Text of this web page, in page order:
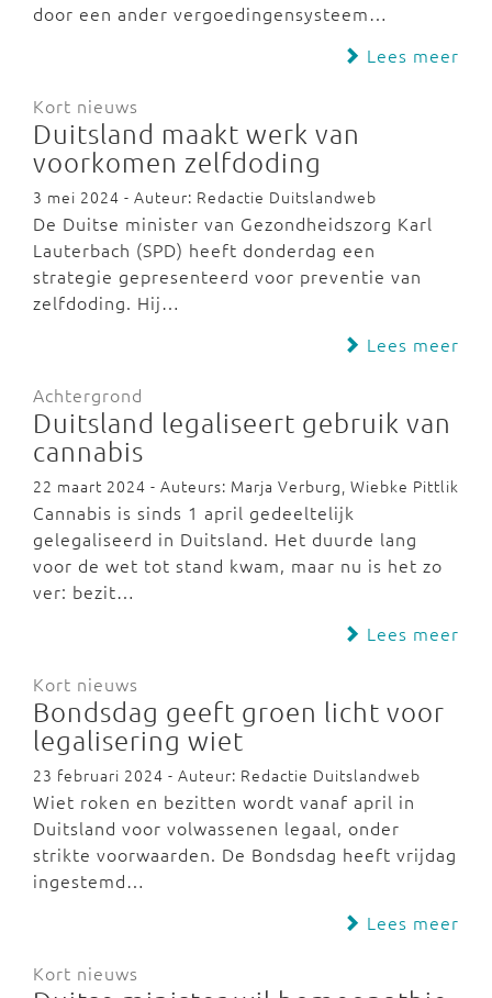
door een ander vergoedingensysteem…
Lees meer
Kort nieuws
Duitsland maakt werk van
voorkomen zelfdoding
3 mei 2024 - Auteur: Redactie Duitslandweb
De Duitse minister van Gezondheidszorg Karl
Lauterbach (SPD) heeft donderdag een
strategie gepresenteerd voor preventie van
zelfdoding. Hij…
Lees meer
Achtergrond
Duitsland legaliseert gebruik van
cannabis
22 maart 2024 - Auteurs: Marja Verburg, Wiebke Pittlik
Cannabis is sinds 1 april gedeeltelijk
gelegaliseerd in Duitsland. Het duurde lang
voor de wet tot stand kwam, maar nu is het zo
ver: bezit…
Lees meer
Kort nieuws
Bondsdag geeft groen licht voor
legalisering wiet
23 februari 2024 - Auteur: Redactie Duitslandweb
Wiet roken en bezitten wordt vanaf april in
Duitsland voor volwassenen legaal, onder
strikte voorwaarden. De Bondsdag heeft vrijdag
ingestemd…
Lees meer
Kort nieuws